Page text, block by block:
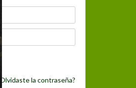
¿Olvidaste la contraseña?